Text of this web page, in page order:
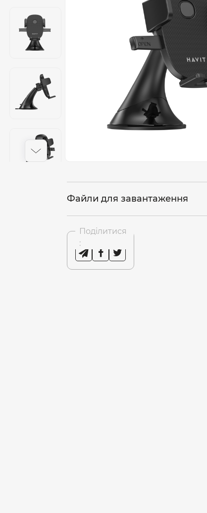
Файли для завантаження
Поділитися
: